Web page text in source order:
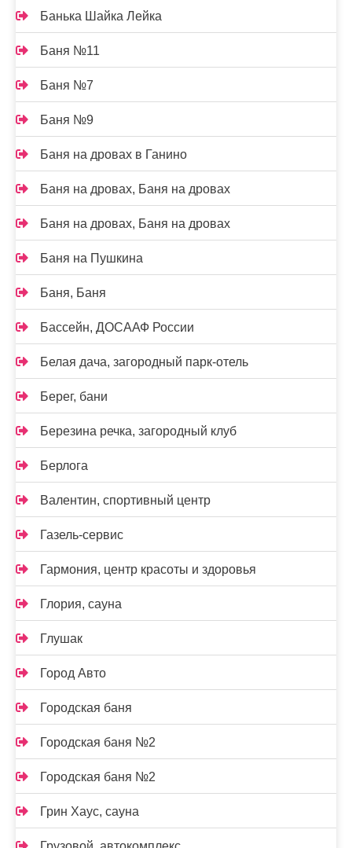
Банька Шайка Лейка
Баня №11
Баня №7
Баня №9
Баня на дровах в Ганино
Баня на дровах, Баня на дровах
Баня на дровах, Баня на дровах
Баня на Пушкина
Баня, Баня
Бассейн, ДОСААФ России
Белая дача, загородный парк-отель
Берег, бани
Березина речка, загородный клуб
Берлога
Валентин, спортивный центр
Газель-сервис
Гармония, центр красоты и здоровья
Глория, сауна
Глушак
Город Авто
Городская баня
Городская баня №2
Городская баня №2
Грин Хаус, сауна